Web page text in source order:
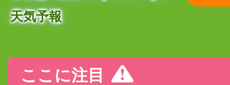
天気予報
ここに注目